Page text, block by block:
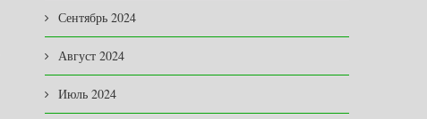
Сентябрь 2024
Август 2024
Июль 2024